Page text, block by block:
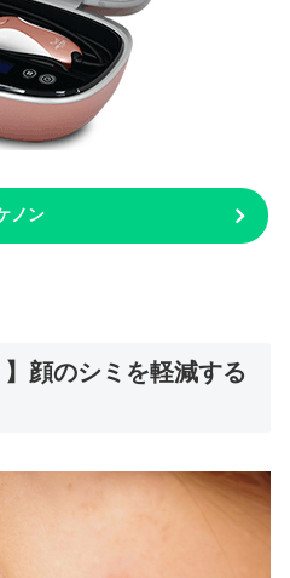
ノン
】顔のシミを軽減する